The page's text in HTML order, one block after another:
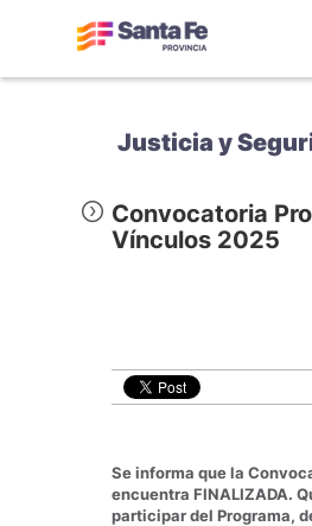
Justicia y
Convocatoria
Vínculos 2025
Se informa que la
encuentra FINALIZADA.
participar del Programa,